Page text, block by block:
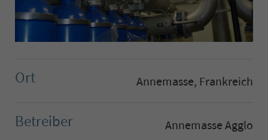
Ort Annemasse, Frankreich
Betreiber Annemasse Agglo